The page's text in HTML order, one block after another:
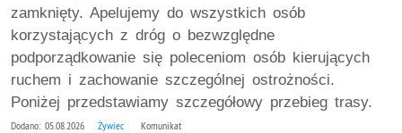
zamknięty. Apelujemy do wszystkich osób
korzystających z dróg o bezwzględne
podporządkowanie się poleceniom osób kierujących
ruchem i zachowanie szczególnej ostrożności.
Poniżej przedstawiamy szczegółowy przebieg trasy.
Dodano: 05.08.2026 ŻywiecKomunikat